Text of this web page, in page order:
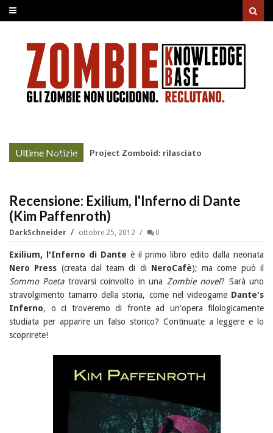
Ultime Notizie
More »
Project Zomboid: rilasciato
Recensione: Exilium, l'Inferno di Dante
(Kim Paffenroth)
DarkSchneider ottobre 25, 2012 0
Exilium, l'Inferno di Dante è il primo libro edito dalla neonata
Nero Press (creata dal team di di NeroCafè); ma come può il
Sommo Poetatrovarsi coinvolto in una Zombie novel? Sarà uno
stravolgimento tamarro della storia, come nel videogame Dante's
Inferno, o ci troveremo di fronte ad un'opera filologicamente
studiata per apparire un falso storico? Continuate a leggere e lo
scoprirete!